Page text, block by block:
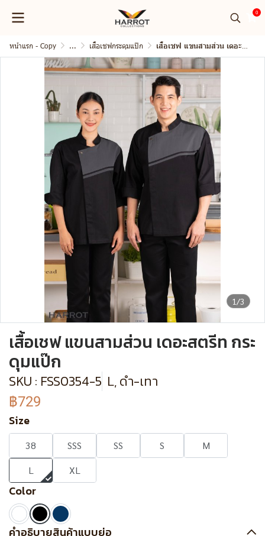
0
หน้าแรก - Copy ... เสื้อเชฟกระดุมแป๊ก เสื้อเชฟ แขนสามส่วน เดอะสตรีท กระดุมแป๊ก
1/3
เสื้อเชฟ แขนสามส่วน เดอะสตรีท กระ
ดุมแป๊ก
SKU : FSS0354-5 L, ดำ-เทา
฿729
Size
38 SSS SS S
M
L
XL
Color
คำอธิบายสินค้าแบบย่อ